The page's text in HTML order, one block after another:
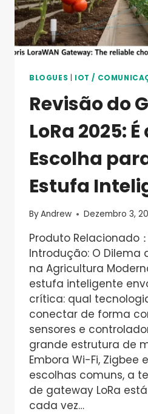
BLOGUES IOT /
Revisão do
LoRa 2025:
Escolha
Estufa
ByAndrew Dezembro 3,
Produto Relacionado：
Introdução: O Dilema
na Agricultura
estufa inteligente
crítica: qual
conectar de forma
sensores e
grande estrutura de
Embora Wi-Fi, Zigbee
escolhas comuns, a
de gateway LoRa
cada vez…